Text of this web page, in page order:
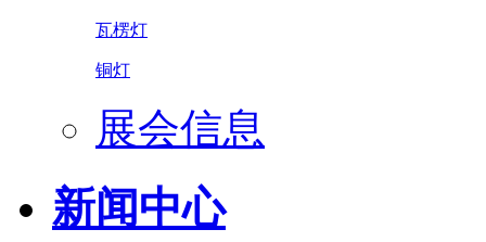
瓦楞灯
铜灯
展会信息
新闻中心